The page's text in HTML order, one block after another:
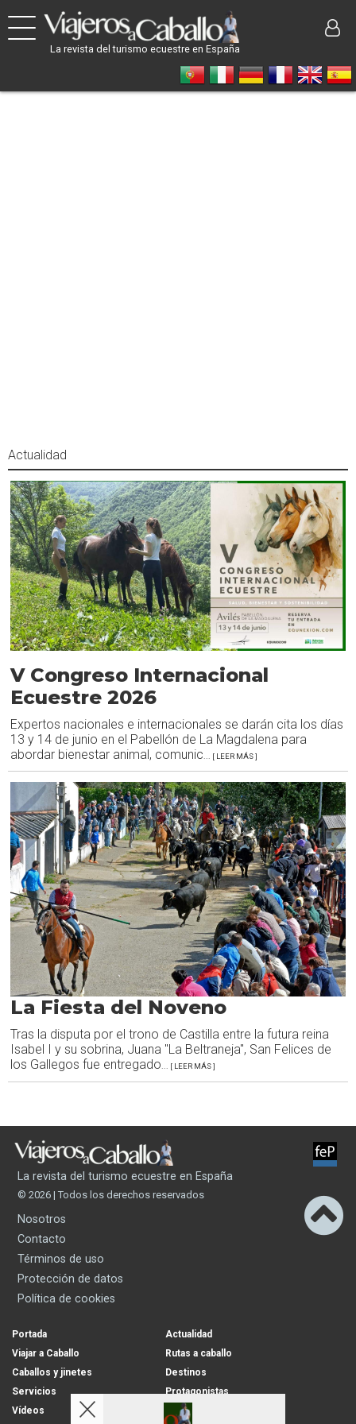
La revista del turismo ecuestre en España
Actualidad
V Congreso Internacional
Ecuestre 2026
Expertos nacionales e internacionales se darán cita los días
13 y 14 de junio en el Pabellón de La Magdalena para
abordar bienestar animal, comunic ... [ LEER MÁS ]
La Fiesta del Noveno
Tras la disputa por el trono de Castilla entre la futura reina
Isabel I y su sobrina, Juana "La Beltraneja", San Felices de
los Gallegos fue entregado... [ LEER MÁS ]
La revista del turismo ecuestre en España
© 2026 | Todos los derechos reservados
Nosotros
Contacto
Términos de uso
Protección de datos
Política de cookies
Portada
Actualidad
Viajar a Caballo
Rutas a caballo
Caballos y jinetes
Destinos
Servicios
Protagonistas
Vídeos
Opinion